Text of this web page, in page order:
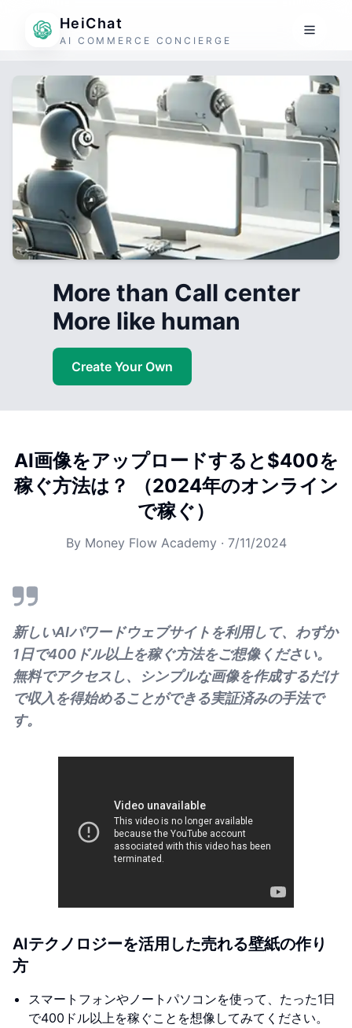
HeiChat
AI COMMERCE CONCIERGE
More than Call center
More like human
Create Your Own
AI画像をアップロードすると$400を
稼ぐ方法は？ （2024年のオンライン
で稼ぐ）
By Money Flow Academy · 7/11/2024
新しいAIパワードウェブサイトを利用して、わずか
1日で400ドル以上を稼ぐ方法をご想像ください。
無料でアクセスし、シンプルな画像を作成するだけ
で収入を得始めることができる実証済みの手法で
す。
AIテクノロジーを活用した売れる壁紙の作り
方
スマートフォンやノートパソコンを使って、たった1日
で400ドル以上を稼ぐことを想像してみてください。